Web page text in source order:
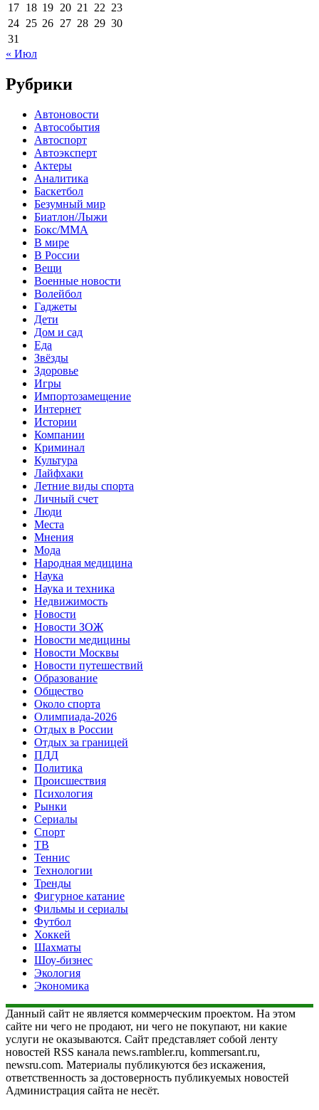
17 18 19 20 21 22 23
24 25 26 27 28 29 30
31
« Июл
Рубрики
Автоновости
Автособытия
Автоспорт
Автоэксперт
Актеры
Аналитика
Баскетбол
Безумный мир
Биатлон/Лыжи
Бокс/MMA
В мире
В России
Вещи
Военные новости
Волейбол
Гаджеты
Дети
Дом и сад
Еда
Звёзды
Здоровье
Игры
Импортозамещение
Интернет
Истории
Компании
Криминал
Культура
Лайфхаки
Летние виды спорта
Личный счет
Люди
Места
Мнения
Мода
Народная медицина
Наука
Наука и техника
Недвижимость
Новости
Новости ЗОЖ
Новости медицины
Новости Москвы
Новости путешествий
Образование
Общество
Около спорта
Олимпиада-2026
Отдых в России
Отдых за границей
ПДД
Политика
Происшествия
Психология
Рынки
Сериалы
Спорт
ТВ
Теннис
Технологии
Тренды
Фигурное катание
Фильмы и сериалы
Футбол
Хоккей
Шахматы
Шоу-бизнес
Экология
Экономика
Данный сайт не является коммерческим проектом. На этом
сайте ни чего не продают, ни чего не покупают, ни какие
услуги не оказываются. Сайт представляет собой ленту
новостей RSS канала news.rambler.ru, kommersant.ru,
newsru.com. Материалы публикуются без искажения,
ответственность за достоверность публикуемых новостей
Администрация сайта не несёт.